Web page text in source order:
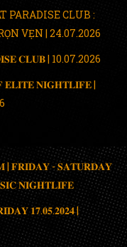
PARADISE CLUB :
VẸN | 24.07.2026
𝐂𝐋𝐔𝐁 | 10.07.2026
𝐍𝐈𝐆𝐇𝐓𝐋𝐈𝐅𝐄 |
| 𝐅𝐑𝐈𝐃𝐀𝐘 - 𝐒𝐀𝐓𝐔𝐑𝐃𝐀𝐘
𝐍𝐈𝐆𝐇𝐓𝐋𝐈𝐅𝐄
𝟏𝟕.𝟎𝟓.𝟐𝟎𝟐𝟒 |